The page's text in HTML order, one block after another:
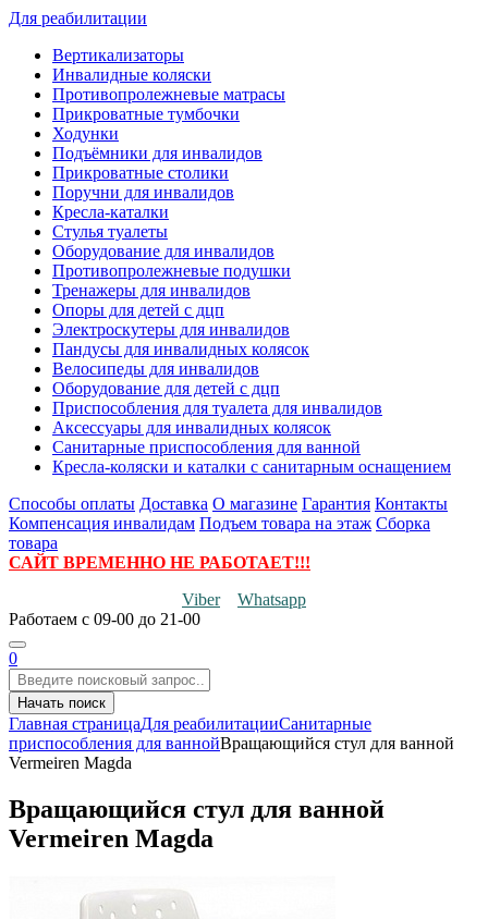
Для реабилитации
Вертикализаторы
Инвалидные коляски
Противопролежневые матрасы
Прикроватные тумбочки
Ходунки
Подъёмники для инвалидов
Прикроватные столики
Поручни для инвалидов
Кресла-каталки
Стулья туалеты
Оборудование для инвалидов
Противопролежневые подушки
Тренажеры для инвалидов
Опоры для детей с дцп
Электроскутеры для инвалидов
Пандусы для инвалидных колясок
Велосипеды для инвалидов
Оборудование для детей с дцп
Приспособления для туалета для инвалидов
Аксессуары для инвалидных колясок
Санитарные приспособления для ванной
Кресла-коляски и каталки с санитарным оснащением
Способы оплаты Доставка О магазине Гарантия Контакты
Компенсация инвалидам Подъем товара на этаж Сборка
товара
САЙТ ВРЕМЕННО НЕ РАБОТАЕТ!!!
Viber
Whatsapp
Работаем с 09-00 до 21-00
0
Начать поиск
Главная страницаДля реабилитацииСанитарные
приспособления для ваннойВращающийся стул для ванной
Vermeiren Magda
Вращающийся стул для ванной
Vermeiren Magda